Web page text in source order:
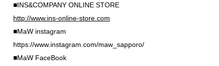
■INS&COMPANY ONLINE STORE
http://www.ins-online-store.com
■MaW instagram
https://www.instagram.com/maw_sapporo/
■MaW FaceBook